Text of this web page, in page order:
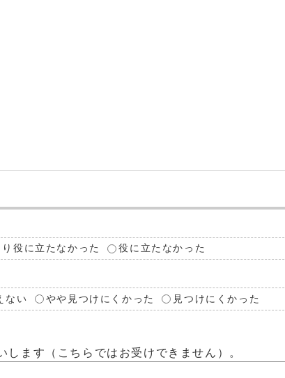
役に立たなかった 役に立たなかった
ない やや見つけにくかった 見つけにくかった
します（こちらではお受けできません）。